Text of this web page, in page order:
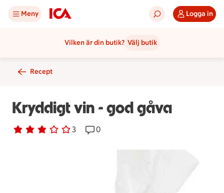
Meny Logga in
Vilken är din butik? Välj butik
Recept
Kryddigt vin - god gåva
Betyg 3 av 5. 3
3 personer har röstatReceptet har 0 kommentarer
0